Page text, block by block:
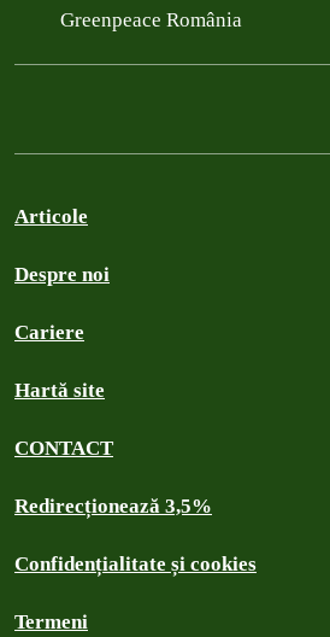
Greenpeace România
Articole
Despre noi
Cariere
Hartă site
CONTACT
Redirecționează 3,5%
Confidențialitate și cookies
Termeni